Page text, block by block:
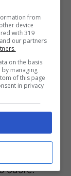
aver
di
si
e
odore.
from
device
with 319
our partners
on the basis
managing
of this page
in privacy